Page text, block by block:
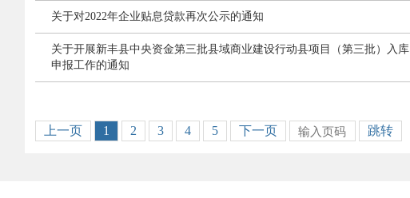
关于对2022年企业贴息贷款再次公示的通知
关于开展新丰县中央资金第三批县域商业建设行动县项目（第三批）入库
申报工作的通知
上一页 1 2 3 4 5 下一页 跳转